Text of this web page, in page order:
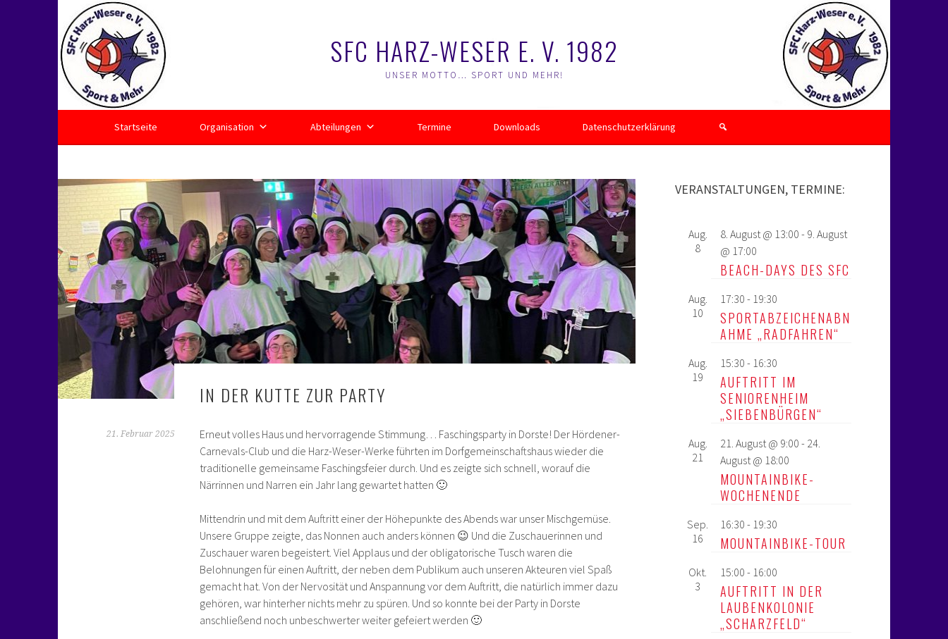
Springe
zum
Inhalt
SFC HARZ-WESER E. V. 1982
UNSER MOTTO… SPORT UND MEHR!
Startseite Organisation Abteilungen Termine Downloads Datenschutzerklärung
IN DER KUTTE ZUR PARTY
21. Februar 2025
Erneut volles Haus und hervorragende Stimmung… Faschingsparty in Dorste! Der Hördener-
Carnevals-Club und die Harz-Weser-Werke führten im Dorfgemeinschaftshaus wieder die
traditionelle gemeinsame Faschingsfeier durch. Und es zeigte sich schnell, worauf die
Närrinnen und Narren ein Jahr lang gewartet hatten 🙂
Mittendrin und mit dem Auftritt einer der Höhepunkte des Abends war unser Mischgemüse.
Unsere Gruppe zeigte, das Nonnen auch anders können 😉 Und die Zuschauerinnen und
Zuschauer waren begeistert. Viel Applaus und der obligatorische Tusch waren die
Belohnungen für einen Auftritt, der neben dem Publikum auch unseren Akteuren viel Spaß
gemacht hat. Von der Nervosität und Anspannung vor dem Auftritt, die natürlich immer dazu
gehören, war hinterher nichts mehr zu spüren. Und so konnte bei der Party in Dorste
anschließend noch unbeschwerter weiter gefeiert werden 🙂
VERANSTALTUNGEN, TERMINE:
Aug.
8
8. August @ 13:00 - 9. August
@ 17:00
BEACH-DAYS DES SFC
Aug.
10
17:30 - 19:30
SPORTABZEICHENABN
AHME „RADFAHREN“
Aug.
19
15:30 - 16:30
AUFTRITT IM
SENIORENHEIM
„SIEBENBÜRGEN“
Aug.
21
21. August @ 9:00 - 24.
August @ 18:00
MOUNTAINBIKE-
WOCHENENDE
Sep.
16
16:30 - 19:30
MOUNTAINBIKE-TOUR
Okt.
3
15:00 - 16:00
AUFTRITT IN DER
LAUBENKOLONIE
„SCHARZFELD“